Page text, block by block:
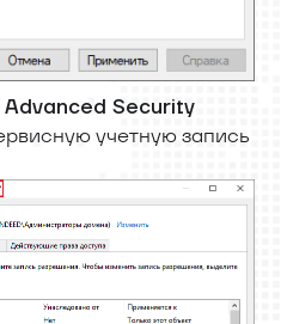
Advanced Security
учетную запись